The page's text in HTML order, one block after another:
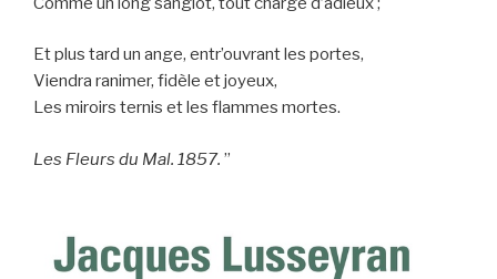
Et plus tard un ange, entr’ouvrant les portes,
Viendra ranimer, fidèle et joyeux,
Les miroirs ternis et les flammes mortes.
Les Fleurs du Mal. 1857. ”